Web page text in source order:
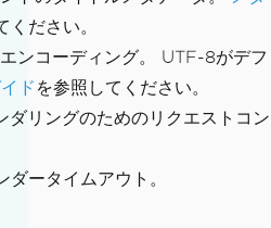
ください。
ンコーディング。 UTF-8がデフ
ド を参照してください。
ダリングのためのリクエストコン
ダータイムアウト。